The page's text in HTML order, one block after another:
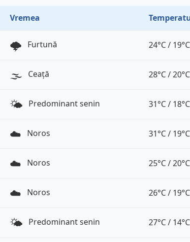
Vremea
🌩️ Furtună 24°C / 19°C
🌫️ Ceață 28°C / 20°C
🌤️ Predominant senin 31°C / 18°C
☁️ Noros 31°C / 19°C
☁️ Noros 25°C / 20°C
☁️ Noros 26°C / 19°C
🌤️ Predominant senin 27°C / 14°C